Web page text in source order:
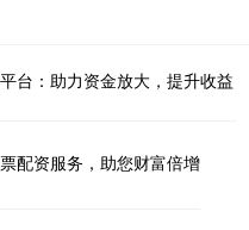
台：助力资金放大，提升收益
配资服务，助您财富倍增